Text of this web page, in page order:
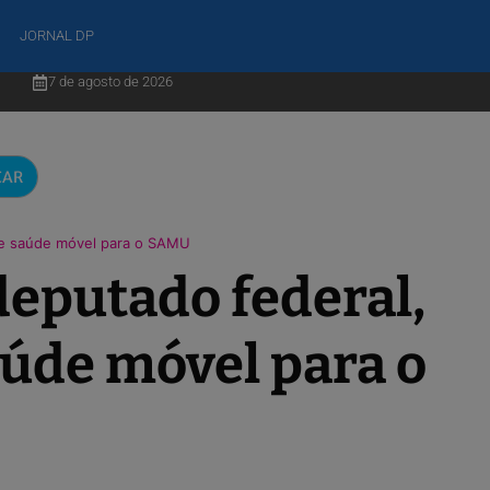
JORNAL DP
7 de agosto de 2026
móvel para o SAMU
federal,
móvel para o